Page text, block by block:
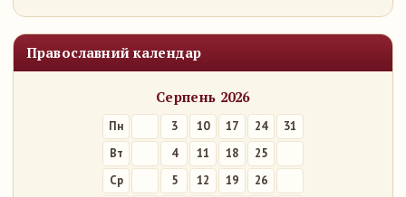
Православний календар
Серпень 2026
Пн 3 10 17 24
31
Вт
4 11 18
25
Ср
5 12 19
26